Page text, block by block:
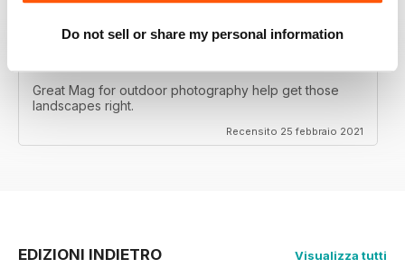
Do not sell or share my personal information
Great Mag for outdoor photography help get those
landscapes right.
Recensito 25 febbraio 2021
EDIZIONI INDIETRO Visualizza tutti